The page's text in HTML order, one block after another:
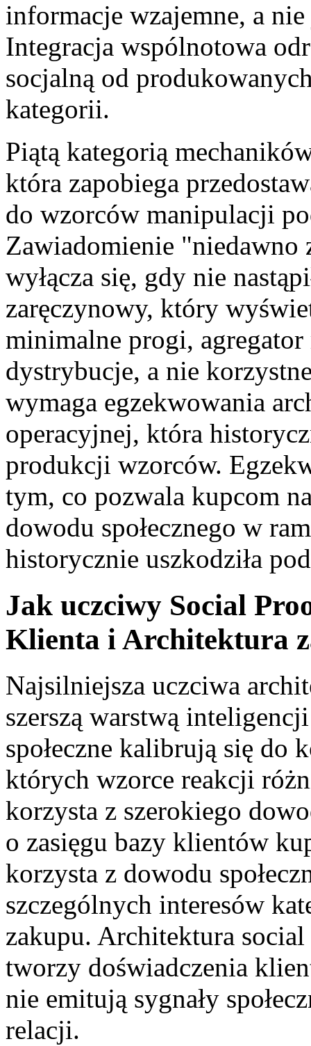
informacje wzajemne, a
Integracja wspólnotowa
socjalną od
kategorii.
Piątą kategorią
która zapobiega
do wzorców manipulacji
Zawiadomienie "niedawno
wyłącza się, gdy nie
zaręczynowy, który
minimalne progi,
dystrybucje, a nie
wymaga egzekwowania
operacyjnej, która
produkcji wzorców.
tym, co pozwala kupcom
dowodu społecznego w
historycznie uszkodziła
Jak uczciwy Social
Klienta i Architektura
Najsilniejsza uczciwa
szerszą warstwą
społeczne kalibrują się
których wzorce reakcji
korzysta z szerokiego
o zasięgu bazy klientów
korzysta z dowodu
szczególnych interesów
zakupu. Architektura
tworzy doświadczenia
nie emitują sygnały
relacji.